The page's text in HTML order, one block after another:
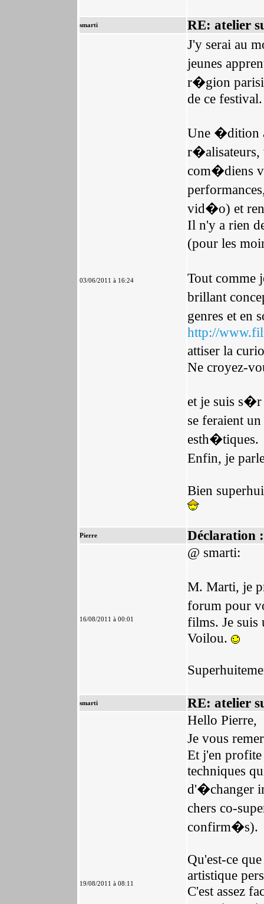
smarti RE: atelier
03/06/2011 à 16:24
J'y serai au
jeunes
r�gion
de ce festival.
Une �dition
r�alisateurs,
com�diens
vid�o) et
Il n'y a rien
(pour les
Tout comme
brillant
genres et en
http://
attiser la
Ne croyez-
et je suis
se feraient
esth�tiques.
Enfin, je
Bien
Pierre Déclaration
16/08/2011 à 00:01
@ smarti:
M. Marti, je
forum pour
films. Je
Voilou.
smarti RE: atelier
19/08/2011 à 08:11
Hello Pierre,
Je vous
Et j'en profite
techniques
d'�changer
chers co-
confirm�s).
Qu'est-ce
artistique
C'est assez